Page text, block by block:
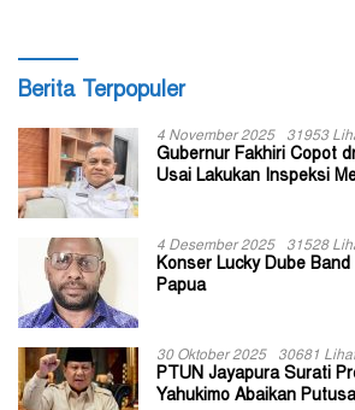
Berita Terpopuler
4 November 2025 31953
Gubernur Fakhiri Copot
Usai Lakukan Inspeksi
4 Desember 2025 31528
Konser Lucky Dube
Papua
30 Oktober 2025 30681 Lihat
PTUN Jayapura Surati
Yahukimo Abaikan